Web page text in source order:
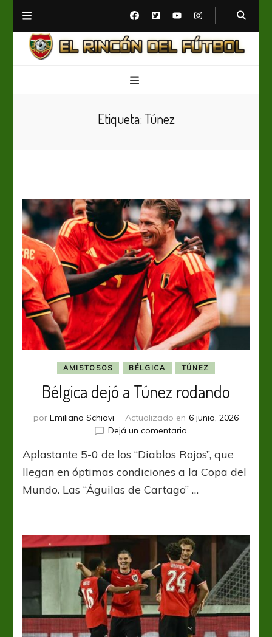
Etiqueta:Túnez
AMISTOSOS BÉLGICA TÚNEZ
Bélgica dejó a Túnez rodando
por Emiliano Schiavi Actualizado en 6 junio, 2026
Dejá un comentarioen
dejó
a
rodando
Aplastante 5-0 de los “Diablos Rojos”, que
llegan en óptimas condiciones a la Copa del
Mundo. Las “Águilas de Cartago” …